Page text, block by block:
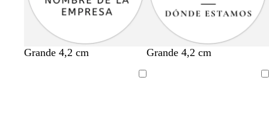
Grande 4,2 cm Grande 4,2 cm